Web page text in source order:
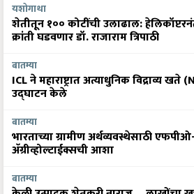
यशोगाथा
शेतीतून १०० कोटींची उलाढाल:
क्रांती घडवणार डॉ. राजाराम त्रिपाठी
बातम्या
ICL ने महाराष्ट्रात अत्याधुनिक विद्राव्य खते
उद्घाटन केले
बातम्या
भारताच्या ग्रामीण अर्थव्यवस्थेसाठी
अ‍ॅग्रीव्होल्टाईक्सची आशा
बातम्या